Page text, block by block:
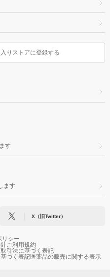
りストアに登録する
す
ます
X（旧Twitter）
リシー
ご利用規約
引法に基づく表記
づく表記医薬品の販売に関する表示